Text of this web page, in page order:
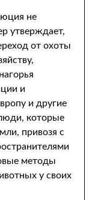
не
утверждает,
от охоты
и
и другие
которые
привозя с
методы
у своих